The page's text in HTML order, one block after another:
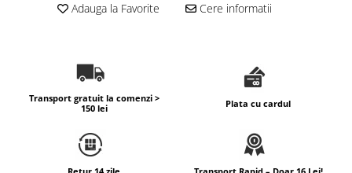
Adauga la Favorite Cere informatii
Transport gratuit la comenzi >
150 lei
Plata cu cardul